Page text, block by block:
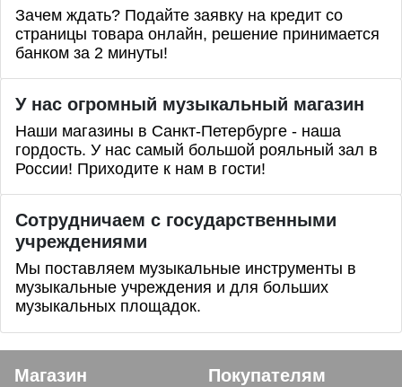
Зачем ждать? Подайте заявку на кредит со
страницы товара онлайн, решение принимается
банком за 2 минуты!
У нас огромный музыкальный магазин
Наши магазины в Санкт-Петербурге - наша
гордость. У нас самый большой рояльный зал в
России! Приходите к нам в гости!
Сотрудничаем с государственными
учреждениями
Мы поставляем музыкальные инструменты в
музыкальные учреждения и для больших
музыкальных площадок.
Магазин Покупателям